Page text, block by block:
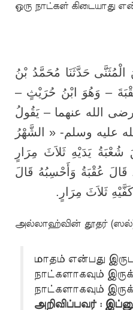
ஒரு நாட்கள் கிடையாது
الْمُثَنَّى حَدَّثَنَا مُحَمَّدُ بْنُ
– وَهُوَ ابْنُ حُرَيْثٍ –
الله عنهما – يَقُولُ
عليه وسلم- « الشَّهْرُ
يَدَيْهِ ثَلاَثَ مِرَارٍ
قَالَ عُقْبَةُ وَأَحْسِبُهُ قَالَ
ثَلاَثَ مِرَارٍ .
அல்லாஹ்வின் தூதர்
மாதம் என்பது
நாட்களாகவும்
நாட்களாகவும்
அறிவிப்பவர் :